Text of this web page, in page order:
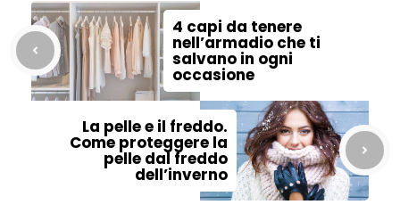
4 capi da tenere
nell’armadio che ti
salvano in ogni
occasione
La pelle e il freddo.
Come proteggere la
pelle dal freddo
dell’inverno